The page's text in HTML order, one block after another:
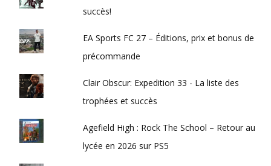
succès!
EA Sports FC 27 – Éditions, prix et bonus de
précommande
Clair Obscur: Expedition 33 - La liste des
trophées et succès
Agefield High : Rock The School – Retour au
lycée en 2026 sur PS5